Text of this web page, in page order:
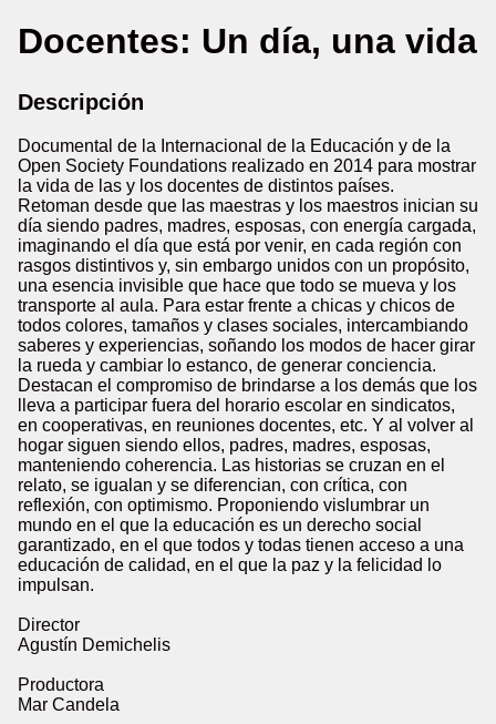
Docentes: Un día, una vida
Descripción
Documental de la Internacional de la Educación y de la
Open Society Foundations realizado en 2014 para mostrar
la vida de las y los docentes de distintos países.
Retoman desde que las maestras y los maestros inician su
día siendo padres, madres, esposas, con energía cargada,
imaginando el día que está por venir, en cada región con
rasgos distintivos y, sin embargo unidos con un propósito,
una esencia invisible que hace que todo se mueva y los
transporte al aula. Para estar frente a chicas y chicos de
todos colores, tamaños y clases sociales, intercambiando
saberes y experiencias, soñando los modos de hacer girar
la rueda y cambiar lo estanco, de generar conciencia.
Destacan el compromiso de brindarse a los demás que los
lleva a participar fuera del horario escolar en sindicatos,
en cooperativas, en reuniones docentes, etc. Y al volver al
hogar siguen siendo ellos, padres, madres, esposas,
manteniendo coherencia. Las historias se cruzan en el
relato, se igualan y se diferencian, con crítica, con
reflexión, con optimismo. Proponiendo vislumbrar un
mundo en el que la educación es un derecho social
garantizado, en el que todos y todas tienen acceso a una
educación de calidad, en el que la paz y la felicidad lo
impulsan.
Director
Agustín Demichelis
Productora
Mar Candela